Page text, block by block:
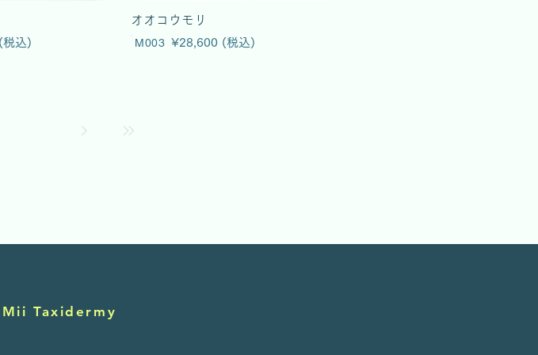
込)
オオコウモリ
M003 ¥28,600 (税込)
Mii Taxidermy